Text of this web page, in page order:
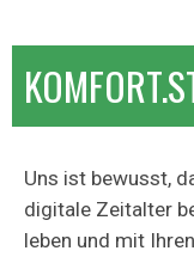
Uns ist bewusst,
digitale Zeitalter
leben und mit